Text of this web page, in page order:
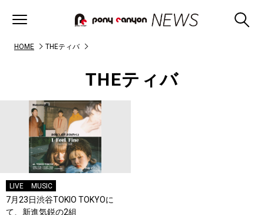
HOME THEティバ
THEティバ
LIVE MUSIC
7月23日渋谷TOKIO TOKYOに
て、新進気鋭の2組